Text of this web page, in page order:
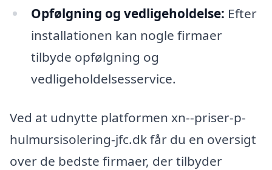
Opfølgning og vedligeholdelse: Efter
installationen kan nogle firmaer
tilbyde opfølgning og
vedligeholdelsesservice.
Ved at udnytte platformen xn--priser-p-
hulmursisolering-jfc.dk får du en oversigt
over de bedste firmaer, der tilbyder